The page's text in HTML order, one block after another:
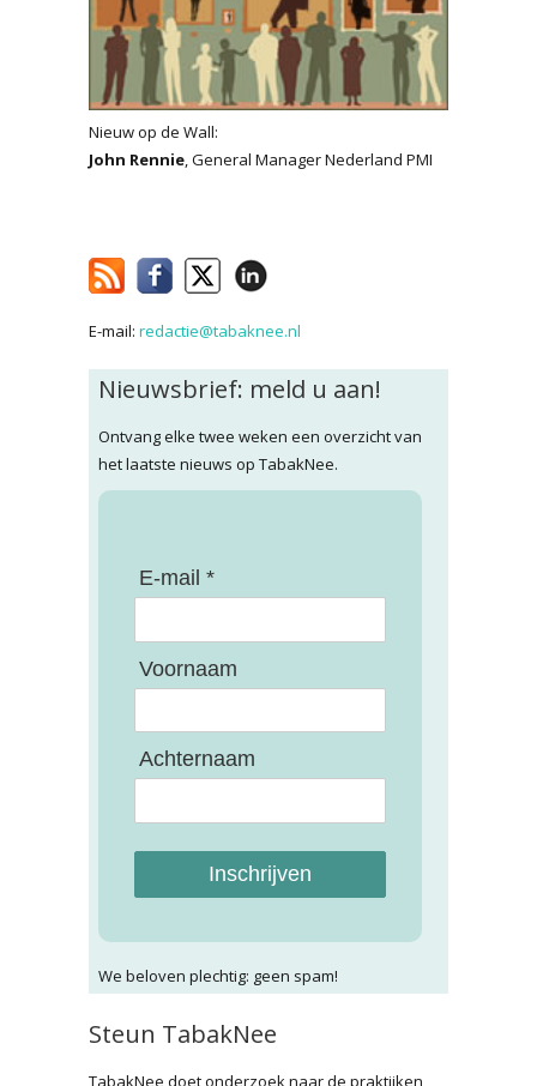
Nieuw op de Wall:
John Rennie, General Manager Nederland PMI
E-mail: redactie@tabaknee.nl
Nieuwsbrief: meld u aan!
Ontvang elke twee weken een overzicht van
het laatste nieuws op TabakNee.
E-mail *
Voornaam
Achternaam
Inschrijven
We beloven plechtig: geen spam!
Steun TabakNee
TabakNee doet onderzoek naar de praktijken